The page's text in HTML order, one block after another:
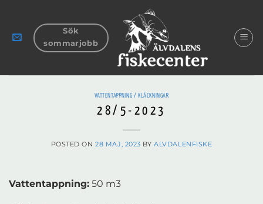
content
Sök
sommarjobb
VATTENTAPPNING / KLÄCKNINGAR
28/5-2023
POSTED ON28 MAJ, 2023 BYALVDALENFISKE
Vattentappning: 50 m3